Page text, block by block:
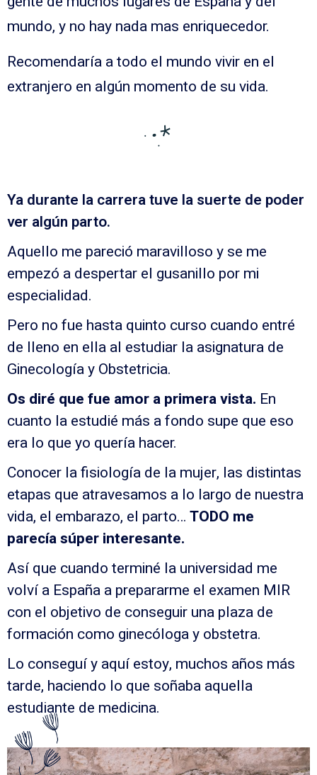
mundo, y no hay nada mas enriquecedor.
Recomendaría a todo el mundo vivir en el
extranjero en algún momento de su vida.
Ya durante la carrera tuve la suerte de poder
ver algún parto.
Aquello me pareció maravilloso y se me
empezó a despertar el gusanillo por mi
especialidad.
Pero no fue hasta quinto curso cuando entré
de lleno en ella al estudiar la asignatura de
Ginecología y Obstetricia.
Os diré que fue amor a primera vista. En
cuanto la estudié más a fondo supe que eso
era lo que yo quería hacer.
Conocer la fisiología de la mujer, las distintas
etapas que atravesamos a lo largo de nuestra
vida, el embarazo, el parto…TODO me
parecía súper interesante.
Así que cuando terminé la universidad me
volví a España a prepararme el examen MIR
con el objetivo de conseguir una plaza de
formación como ginecóloga y obstetra.
Lo conseguí y aquí estoy, muchos años más
tarde, haciendo lo que soñaba aquella
estudiante de medicina.